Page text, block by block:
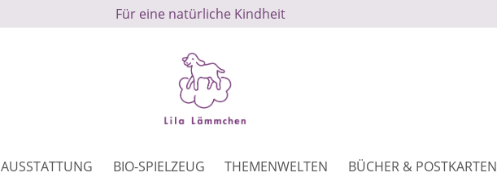
Für eine natürliche Kindheit
AUSSTATTUNG BIO-SPIELZEUG THEMENWELTEN BÜCHER & POSTKARTEN